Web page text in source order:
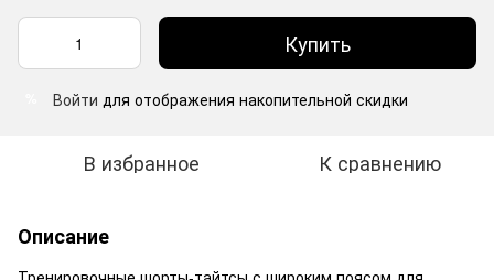
Купить
Войти для отображения накопительной скидки
В избранное К сравнению
Описание